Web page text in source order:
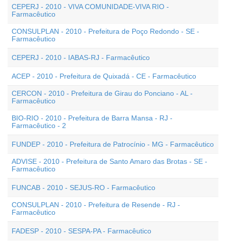
CEPERJ - 2010 - VIVA COMUNIDADE-VIVA RIO -
Farmacêutico
CONSULPLAN - 2010 - Prefeitura de Poço Redondo - SE -
Farmacêutico
CEPERJ - 2010 - IABAS-RJ - Farmacêutico
ACEP - 2010 - Prefeitura de Quixadá - CE - Farmacêutico
CERCON - 2010 - Prefeitura de Girau do Ponciano - AL -
Farmacêutico
BIO-RIO - 2010 - Prefeitura de Barra Mansa - RJ -
Farmacêutico - 2
FUNDEP - 2010 - Prefeitura de Patrocínio - MG - Farmacêutico
ADVISE - 2010 - Prefeitura de Santo Amaro das Brotas - SE -
Farmacêutico
FUNCAB - 2010 - SEJUS-RO - Farmacêutico
CONSULPLAN - 2010 - Prefeitura de Resende - RJ -
Farmacêutico
FADESP - 2010 - SESPA-PA - Farmacêutico